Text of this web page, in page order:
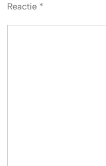
Reactie *